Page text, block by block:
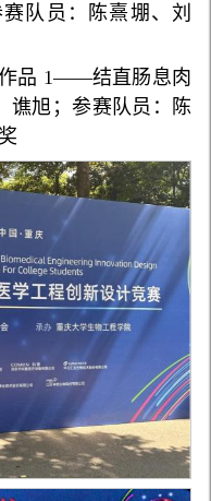
队员：陈熹堋、刘
品 1——结直肠息肉
谯旭；参赛队员：陈